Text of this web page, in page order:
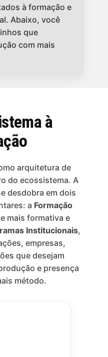
à formação e
Abaixo, você
que
com mais
à
arquitetura de
do ecossistema. A
desdobra em dois
a Formação
mais formativa e
Institucionais,
empresas,
que desejam
e presença
método.